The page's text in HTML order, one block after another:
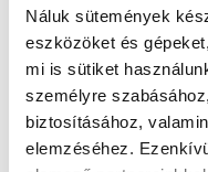
Náluk sütemények
eszközöket és
mi is sütiket
személyre
biztosításához,
elemzéséhez.
(